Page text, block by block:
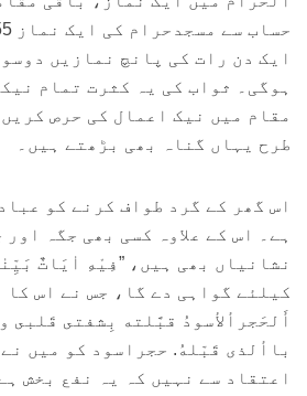
ہوگی۔ ثواب کی یہ کثرت تمام
مقام میں نیک اعمال کی حرص
طرح یہاں گناہ بھی بڑھتے ہیں۔
اس گھر کے گرد طواف کرنے کو
ہے۔ اس کے علاوہ کسی بھی جگہ
نشانیاں بھی ہیں، ”فِيْهِ اٰيَاتٌ
کیلئے گواہی دے گا، جس نے اس کا
أَلحَجرألأسودُ قبَّلته بِشفتى قَلبى
باألذى قَبّلهُ. حجراسود کو میں
اعتقاد سے نہیں کہ یہ نفع بخش